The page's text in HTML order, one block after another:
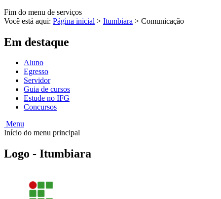
Fim do menu de serviços
Você está aqui: Página inicial > Itumbiara > Comunicação
Em destaque
Aluno
Egresso
Servidor
Guia de cursos
Estude no IFG
Concursos
Menu
Início do menu principal
Logo - Itumbiara